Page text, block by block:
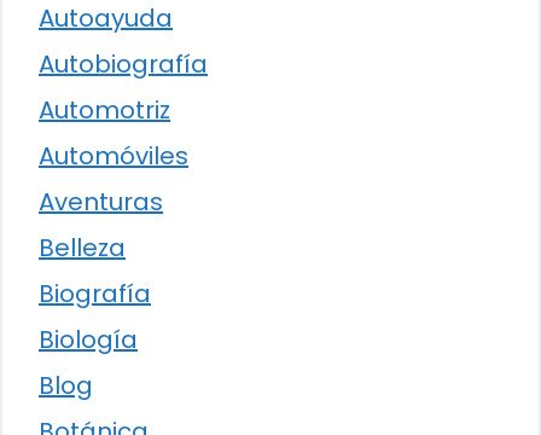
Autoayuda
Autobiografía
Automotriz
Automóviles
Aventuras
Belleza
Biografía
Biología
Blog